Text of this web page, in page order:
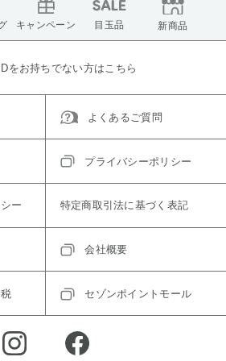
キャンペーン 目玉品 新商品
をお持ちでない方はこちら
よくあるご質問
プライバシーポリシー
ー 特定商取引法に基づく表記
会社概要
セゾンポイントモール